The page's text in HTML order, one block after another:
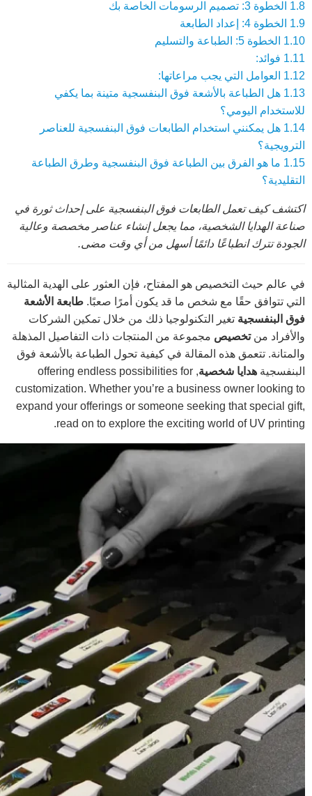
1.8 الخطوة 3: تصميم الرسومات الخاصة بك
1.9 الخطوة 4: إعداد الطابعة
1.10 الخطوة 5: الطباعة والتسليم
1.11 فوائد:
1.12 العوامل التي يجب مراعاتها:
1.13 هل الطباعة بالأشعة فوق البنفسجية متينة بما يكفي
للاستخدام اليومي؟
1.14 هل يمكنني استخدام الطابعات فوق البنفسجية للعناصر
الترويجية؟
1.15 ما هو الفرق بين الطباعة فوق البنفسجية وطرق الطباعة
التقليدية؟
اكتشف كيف تعمل الطابعات فوق البنفسجية على إحداث ثورة في
صناعة الهدايا الشخصية، مما يجعل إنشاء عناصر مخصصة وعالية
الجودة تترك انطباعًا دائمًا أسهل من أي وقت مضى.
في عالم حيث التخصيص هو المفتاح، فإن العثور على الهدية المثالية
التي تتوافق حقًا مع شخص ما قد يكون أمرًا صعبًا. طابعة الأشعة
فوق البنفسجية تغير التكنولوجيا ذلك من خلال تمكين الشركات
والأفراد منتخصيص مجموعة من المنتجات ذات التفاصيل المذهلة
والمتانة. تتعمق هذه المقالة في كيفية تحول الطباعة بالأشعة فوق
البنفسجية هدايا شخصية , offering endless possibilities for
customization. Whether you’re a business owner looking to
expand your offerings or someone seeking that special gift,
read on to explore the exciting world of UV printing.